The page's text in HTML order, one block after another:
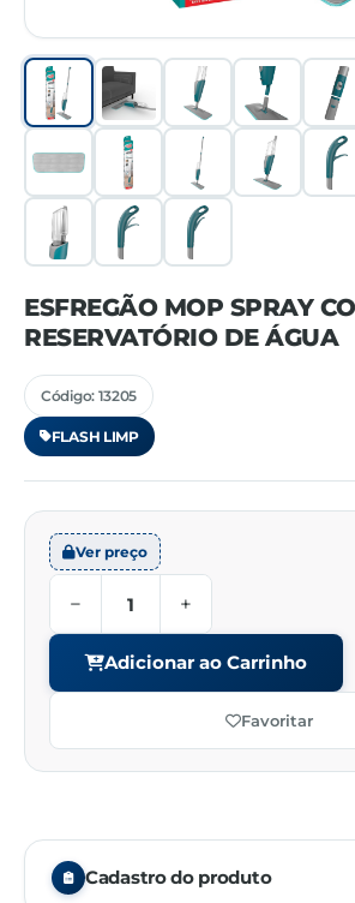
ESFREGÃO MOP SPRAY
RESERVATÓRIO DE ÁGUA
Código: 13205
FLASH LIMP
Ver preço
− +
Adicionar ao Carrinho
Favoritar
Cadastro do produto